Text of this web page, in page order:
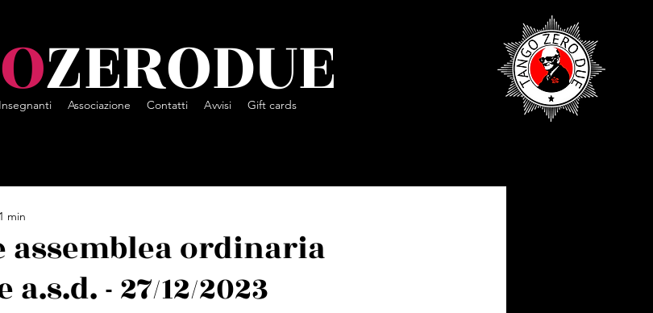
ZERODUE
Insegnanti Associazione Contatti Avvisi Gift cards
assemblea ordinaria
- 27/12/2023
min